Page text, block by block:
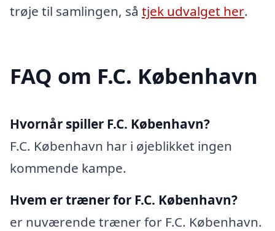
trøje til samlingen, så tjek udvalget her.
FAQ om F.C. København
Hvornår spiller F.C. København?
F.C. København har i øjeblikket ingen
kommende kampe.
Hvem er træner for F.C. København?
er nuværende træner for F.C. København.